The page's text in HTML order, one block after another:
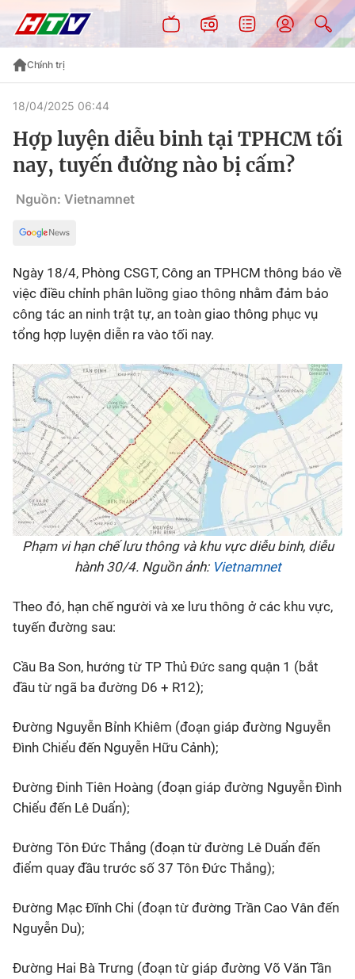
Chính trị
18/04/2025 06:44
Hợp luyện diễu binh tại TPHCM tối
nay, tuyến đường nào bị cấm?
Nguồn: Vietnamnet
Ngày 18/4, Phòng CSGT, Công an TPHCM thông báo về
việc điều chỉnh phân luồng giao thông nhằm đảm bảo
công tác an ninh trật tự, an toàn giao thông phục vụ
tổng hợp luyện diễn ra vào tối nay.
Phạm vi hạn chế lưu thông và khu vực diễu binh, diễu
hành 30/4. Nguồn ảnh: Vietnamnet
Theo đó, hạn chế người và xe lưu thông ở các khu vực,
tuyến đường sau:
Cầu Ba Son, hướng từ TP Thủ Đức sang quận 1 (bắt
đầu từ ngã ba đường D6 + R12);
Đường Nguyễn Bỉnh Khiêm (đoạn giáp đường Nguyễn
Đình Chiểu đến Nguyễn Hữu Cảnh);
Đường Đinh Tiên Hoàng (đoạn giáp đường Nguyễn Đình
Chiểu đến Lê Duẩn);
Đường Tôn Đức Thắng (đoạn từ đường Lê Duẩn đến
điểm quay đầu trước số 37 Tôn Đức Thắng);
Đường Mạc Đĩnh Chi (đoạn từ đường Trần Cao Vân đến
Nguyễn Du);
Đường Hai Bà Trưng (đoạn từ giáp đường Võ Văn Tần